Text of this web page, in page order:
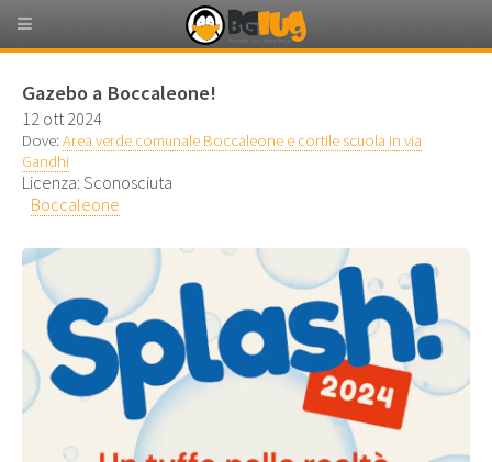
Gazebo a Boccaleone!
12 ott 2024
Dove: Area verde comunale Boccaleone e cortile scuola in via
Gandhi
Licenza: Sconosciuta
Boccaleone